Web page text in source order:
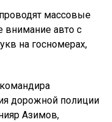
массовые
внимание авто с
на госномерах,
дорожной полиции
Азимов,